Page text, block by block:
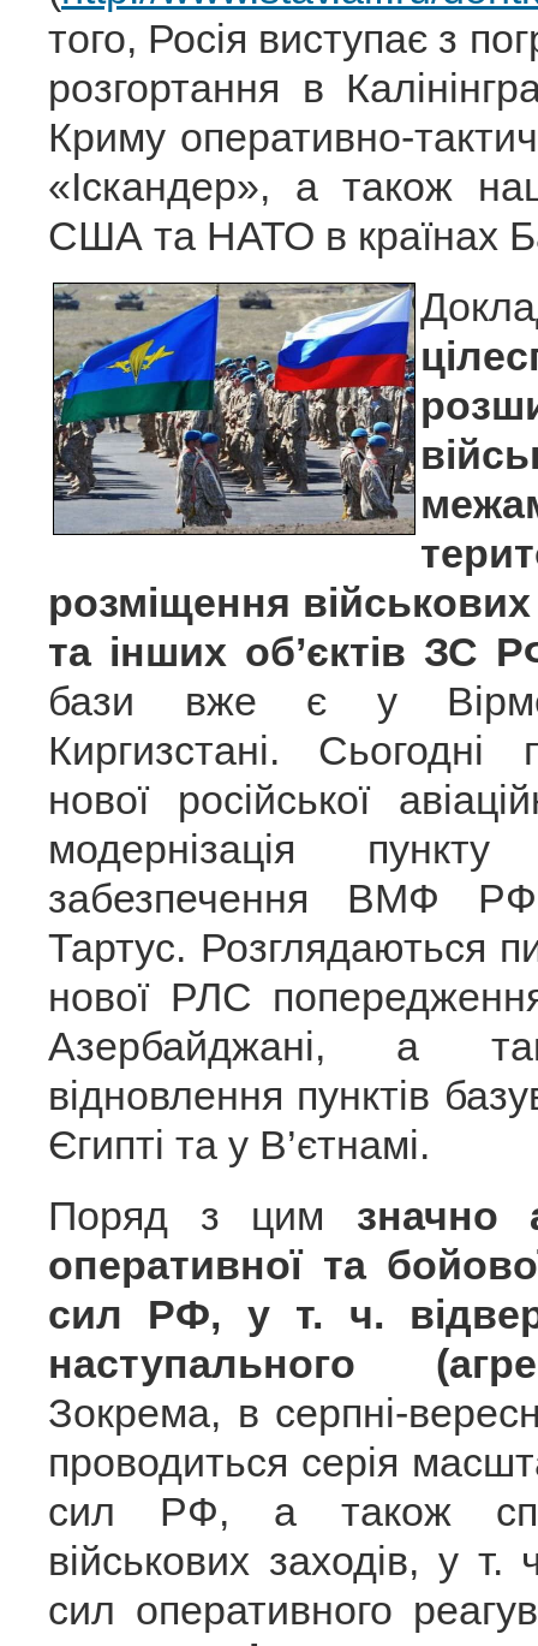
того, Росія виступає з
розгортання в
Криму оперативно-
«Іскандер», а також
США та НАТО в країнах
розміщення
та інших об’єктів ЗС
бази вже є у
Киргизстані. Сьогодні
нової російської
модернізація пункту
забезпечення ВМФ
Тартус. Розглядаються
нової РЛС
Азербайджані, а
відновлення пунктів
Єгипті та у В’єтнамі.
Поряд з цим значно
оперативної та
сил РФ, у т. ч.
наступального
Зокрема, в серпні-
проводиться серія
сил РФ, а також
військових заходів, у
сил оперативного